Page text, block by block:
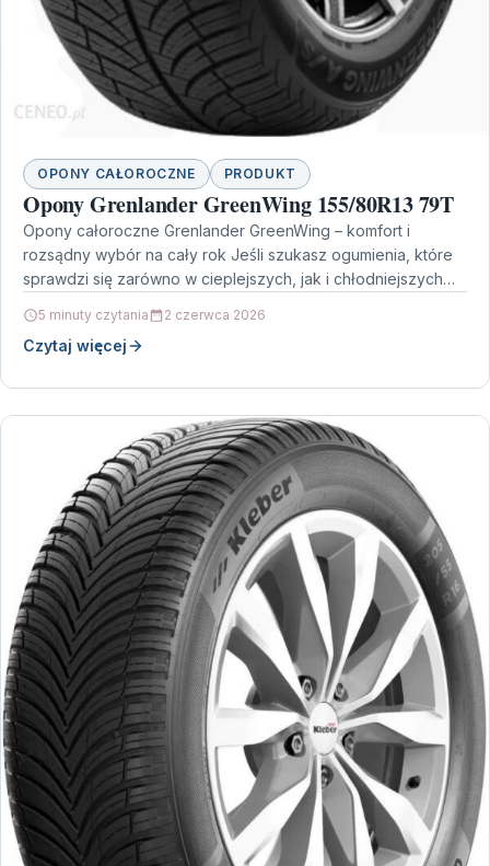
OPONY CAŁOROCZNE PRODUKT
Opony Grenlander GreenWing 155/80R13 79T
Opony całoroczne Grenlander GreenWing – komfort i
rozsądny wybór na cały rok Jeśli szukasz ogumienia, które
sprawdzi się zarówno w cieplejszych, jak i chłodniejszych…
5 minuty czytania 2 czerwca 2026
Czytaj więcej